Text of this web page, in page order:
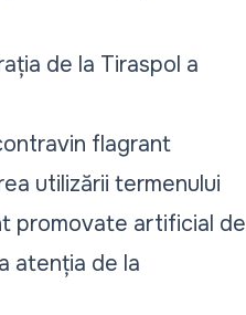
de la Tiraspol a
flagrant
utilizării termenului
promovate artificial de
atenția de la